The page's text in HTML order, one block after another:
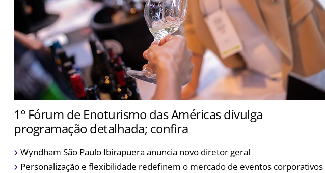
1º Fórum de Enoturismo das Américas divulga
programação detalhada; confira
Evento acontece na próxima semana, em São Paulo, e terá palestras e degustação
de vinhos e queijos
Wyndham São Paulo Ibirapuera anuncia novo diretor geral
Personalização e flexibilidade redefinem o mercado de eventos corporativos